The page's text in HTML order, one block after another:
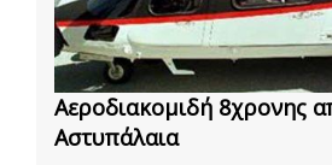
Αεροδιακομιδή 8χρονης
Αστυπάλαια